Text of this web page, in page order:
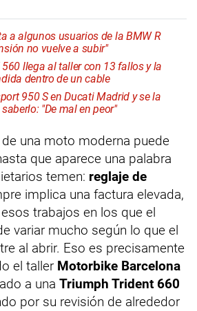
a algunos usuarios de la BMW R
no vuelve a subir"
llega al taller con 13 fallos y la
dentro de un cable
950 S en Ducati Madrid y se la
"De mal en peor"
una moto moderna puede
que aparece una palabra
temen: reglaje de
implica una factura elevada,
trabajos en los que el
variar mucho según lo que el
al abrir. Eso es precisamente
el taller Motorbike Barcelona
a una Triumph Trident 660
por su revisión de alrededor